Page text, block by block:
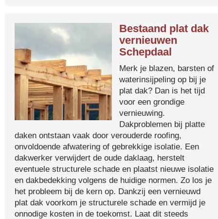
Bestaand plat dak
vernieuwen
Schepdaal
Merk je blazen, barsten of
waterinsijpeling op bij je
plat dak? Dan is het tijd
voor een grondige
vernieuwing.
Dakproblemen bij platte
daken ontstaan vaak door verouderde roofing,
onvoldoende afwatering of gebrekkige isolatie. Een
dakwerker verwijdert de oude daklaag, herstelt
eventuele structurele schade en plaatst nieuwe isolatie
en dakbedekking volgens de huidige normen. Zo los je
het probleem bij de kern op. Dankzij een vernieuwd
plat dak voorkom je structurele schade en vermijd je
onnodige kosten in de toekomst. Laat dit steeds